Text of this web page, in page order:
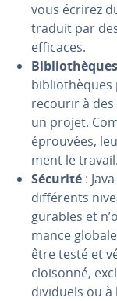
vous écrirez
traduit par
efficaces.
Bi­blio­thèques
bi­blio­thèques
recourir à
un projet.
éprouvées,
ment le travail.
Sécurité :
dif­fé­rents
gu­rables et
mance
être testé et
cloisonné,
di­vi­duels ou à